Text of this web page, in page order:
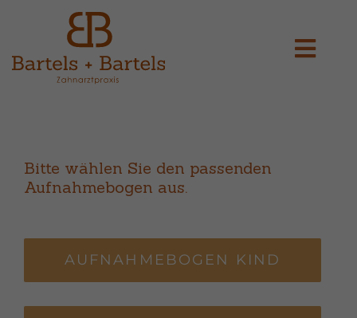
springen
Über Uns
Terminvereinbarung
Bitte wählen Sie den passenden
Aufnahmebogen aus.
AUFNAHMEBOGEN KIND